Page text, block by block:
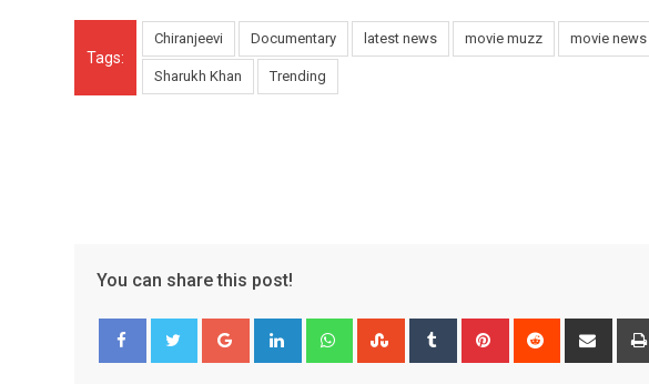
Tags:
Chiranjeevi Documentary latest news movie muzz movie news
Sharukh Khan Trending
You can share this post!
Google+ LinkedIn WhatsappStumbleUpon
Tumblr Pinterest Reddit
Share